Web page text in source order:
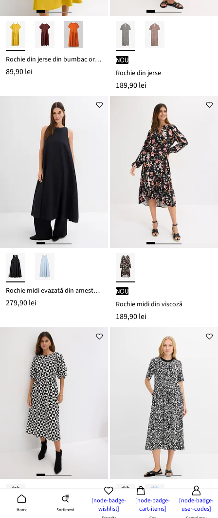
Home Sortiment
[node-badge-
wishlist]
[node-badge-
cart-items]
[node-badge-
user-codes]
Rochie din jerse din bumbac organic 100%
89,90 lei
nou
Rochie din jerse
189,90 lei
Rochie midi evazată din amestec cu viscoză
279,90 lei
nou
Rochie midi din viscoză
189,90 lei